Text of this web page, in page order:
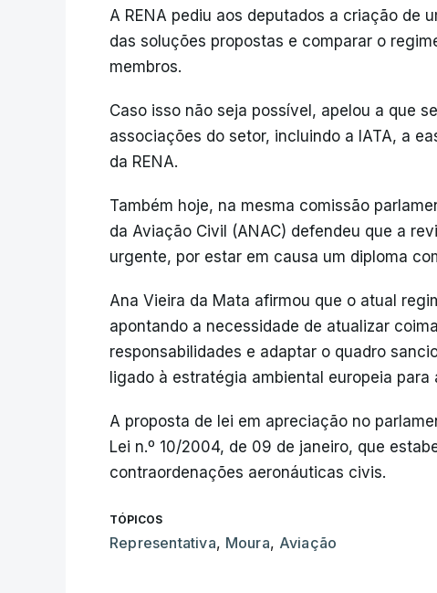
A RENA pediu aos deputados a criação de
das soluções propostas e comparar o
membros.
Caso isso não seja possível, apelou a que
associações do setor, incluindo a IATA, a
da RENA.
Também hoje, na mesma comissão
da Aviação Civil (ANAC) defendeu que a
urgente, por estar em causa um diploma
Ana Vieira da Mata afirmou que o atual
apontando a necessidade de atualizar
responsabilidades e adaptar o quadro
ligado à estratégia ambiental europeia para
A proposta de lei em apreciação no
Lei n.º 10/2004, de 09 de janeiro, que
contraordenações aeronáuticas civis.
TÓPICOS
Representativa Moura Aviação